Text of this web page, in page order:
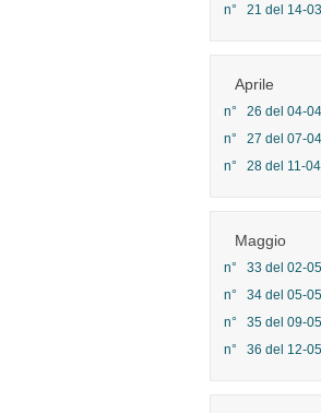
n° 21 del 14-
Aprile
n° 26 del 04-
n° 27 del 07-
n° 28 del 11-
Maggio
n° 33 del 02-
n° 34 del 05-
n° 35 del 09-
n° 36 del 12-